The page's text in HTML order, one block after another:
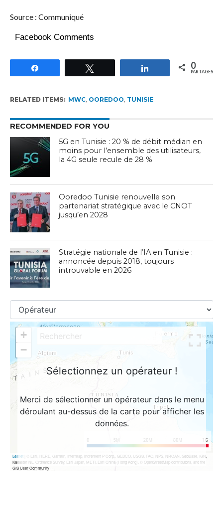
Source : Communiqué
Facebook Comments
Partagez 0
PARTAGES
RELATED ITEMS: MWC, OOREDOO, TUNISIE
RECOMMENDED FOR YOU
5G en Tunisie : 20 % de débit médian en
moins pour l’ensemble des utilisateurs,
la 4G seule recule de 28 %
Ooredoo Tunisie renouvelle son
partenariat stratégique avec le CNOT
jusqu’en 2028
Stratégie nationale de l’IA en Tunisie :
annoncée depuis 2018, toujours
introuvable en 2026